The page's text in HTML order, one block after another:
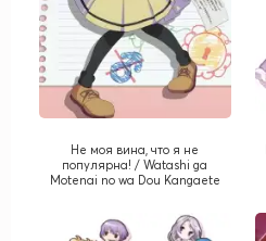
Не моя вина, что я не
популярна! / Watashi ga
Motenai no wa Dou Kangaete